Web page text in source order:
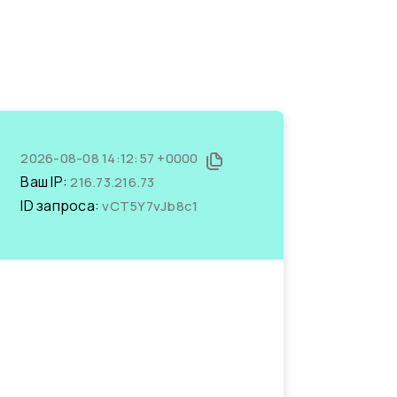
2026-08-08 14:12:57 +0000
Ваш IP:216.73.216.73
ID запроса:vCT5Y7vJb8c1